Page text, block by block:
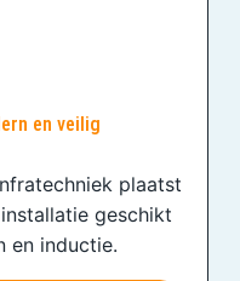
en veilig
plaatst
geschikt
en inductie.